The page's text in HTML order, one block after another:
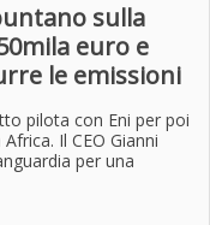
sulla
euro e
le emissioni
pilota con Eni per poi
Il CEO Gianni
per una